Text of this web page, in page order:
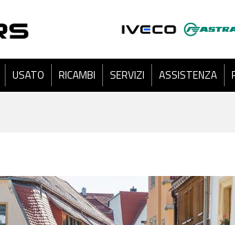
USATO RICAMBI SERVIZI ASSISTENZA